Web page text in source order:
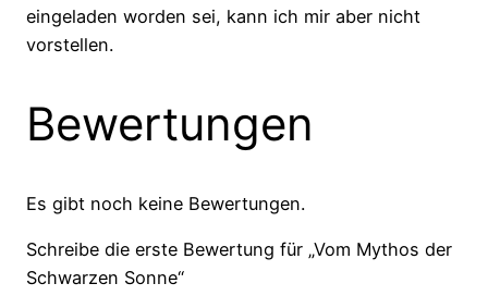
eingeladen worden sei, kann ich mir aber nicht
vorstellen.
Bewertungen
Es gibt noch keine Bewertungen.
Schreibe die erste Bewertung für „Vom Mythos der
Schwarzen Sonne“